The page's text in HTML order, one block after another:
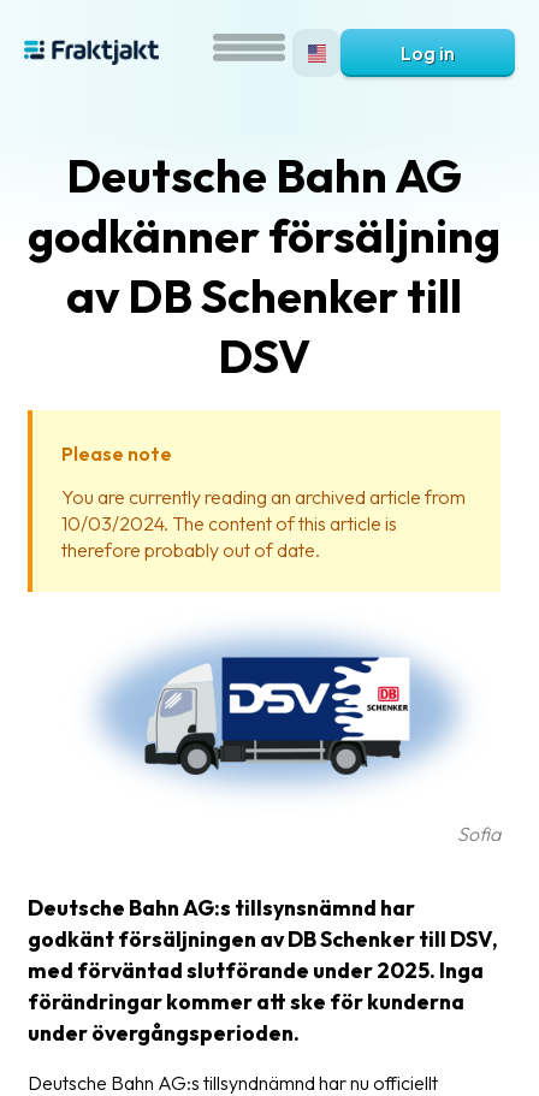
Help?
FAQ
Shipping
documents
Printer
settings
Delivery
terms
Pickups
Manuals
Downloads
Log in
Deutsche Bahn AG
godkänner försäljning
av DB Schenker till
DSV
Please note
You are currently reading an archived article from
10/03/2024. The content of this article is
therefore probably out of date.
Sofia
Deutsche Bahn AG:s tillsynsnämnd har
godkänt försäljningen av DB Schenker till DSV,
med förväntad slutförande under 2025. Inga
förändringar kommer att ske för kunderna
under övergångsperioden.
Deutsche Bahn AG:s tillsyndnämnd har nu officiellt